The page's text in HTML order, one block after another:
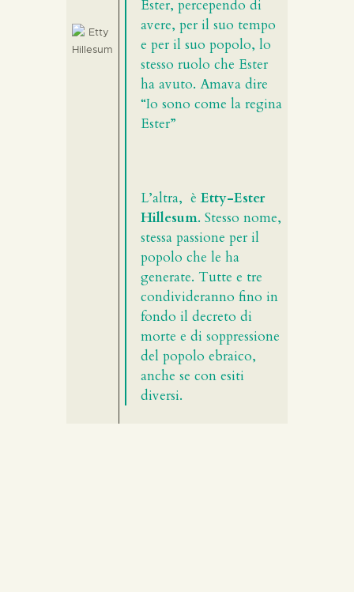
Ester, percependo di
avere, per il suo tempo
e per il suo popolo, lo
stesso ruolo che Ester
ha avuto. Amava dire
“Io sono come la regina
Ester”
L’altra, èEtty-Ester
Hillesum. Stesso nome,
stessa passione per il
popolo che le ha
generate. Tutte e tre
condivideranno fino in
fondo il decreto di
morte e di soppressione
del popolo ebraico,
anche se con esiti
diversi.